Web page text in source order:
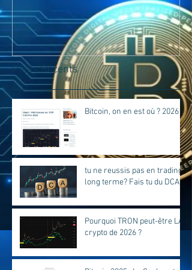
Posts Récents
Bitcoin, on en est où ? 2026
tu ne reussis pas en trading
long terme? Fais tu du DCA?
Pourquoi TRON peut-être LA
crypto de 2026 ?